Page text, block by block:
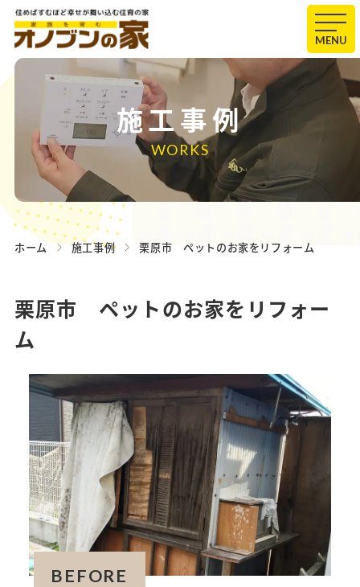
MENU
施工事例
WORKS
ホーム 施工事例 栗原市 ペットのお家をリフォーム
栗原市 ペットのお家をリフォー
ム
BEFORE